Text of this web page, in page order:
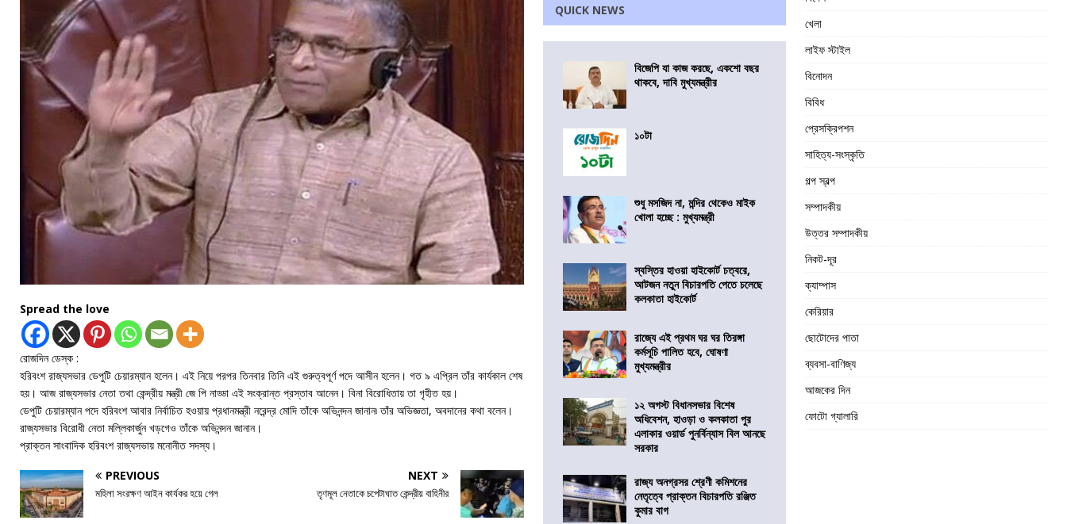
Spread the love
রোজদিন ডেস্ক :
হরিবংশ রাজ্যসভার ডেপুটি চেয়ারম্যান হলেন। এই নিয়ে পরপর তিনবার তিনি এই গুরুত্বপূর্ণ পদে আসীন হলেন। গত ৯ এপ্রিল তাঁর কার্যকাল শেষ
হয়। আজ রাজ্যসভার নেতা তথা কেন্দ্রীয় মন্ত্রী জে পি নাড্ডা এই সংক্রান্ত প্রস্তাব আনেন। বিনা বিরোধিতায় তা গৃহীত হয়।
ডেপুটি চেয়ারম্যান পদে হরিবংশ আবার নির্বাচিত হওয়ায় প্রধানমন্ত্রী নরেন্দ্র মোদি তাঁকে অভিনন্দন জানান৷ তাঁর অভিজ্ঞতা, অবদানের কথা বলেন।
রাজ্যসভার বিরোধী নেতা মল্লিকার্জুন খড়গেও তাঁকে অভিনন্দন জানান।
প্রাক্তন সাংবাদিক হরিবংশ রাজ্যসভায় মনোনীত সদস্য।
PREVIOUS
মহিলা সংরক্ষণ আইন কার্যকর হয়ে গেল
NEXT
তৃণমূল নেতাকে চপেটাঘাত কেন্দ্রীয় বাহিনীর
QUICK NEWS
বিজেপি যা কাজ করছে, একশো বছর
থাকবে, দাবি মুখ্যমন্ত্রীর
১০টা
শুধু মসজিদ না, মন্দির থেকেও মাইক
খোলা হচ্ছে : মুখ্যমন্ত্রী
স্বস্তির হাওয়া হাইকোর্ট চত্বরে,
আটজন নতুন বিচারপতি পেতে চলেছে
কলকাতা হাইকোর্ট
রাজ্যে এই প্রথম ঘর ঘর তিরঙ্গা
কর্মসূচি পালিত হবে, ঘোষণা
মুখ্যমন্ত্রীর
১২ অগস্ট বিধানসভার বিশেষ
অধিবেশন, হাওড়া ও কলকাতা পুর
এলাকার ওয়ার্ড পুনর্বিন্যাস বিল আনছে
সরকার
রাজ্য অনগ্রসর শ্রেণী কমিশনের
নেতৃত্বে প্রাক্তন বিচারপতি রঞ্জিত
কুমার বাগ
খেলা
লাইফ স্টাইল
বিনোদন
বিবিধ
প্রেসক্রিপশন
সাহিত্য-সংস্কৃতি
গল্প স্বল্প
সম্পাদকীয়
উত্তর সম্পাদকীয়
নিকট-দূর
ক্যাম্পাস
কেরিয়ার
ছোটোদের পাতা
ব্যবসা-বাণিজ্য
আজকের দিন
ফোটো গ্যালারি